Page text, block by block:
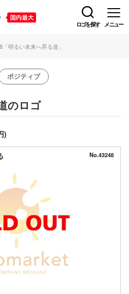
ロゴを探す メニュー
「明るい未来へ昇る道」
ポジティブ
のロゴ
)
No.43248